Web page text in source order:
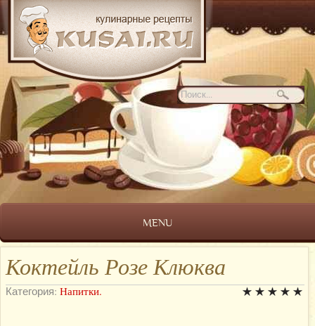
MENU
Коктейль Розе Клюква
Категория: Напитки.